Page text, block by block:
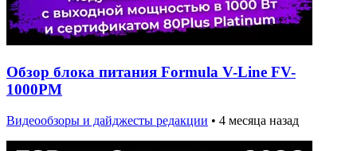
Обзор блока питания Formula V-Line FV-
1000PM
Видеообзоры и дайджесты редакции • 4 месяца назад